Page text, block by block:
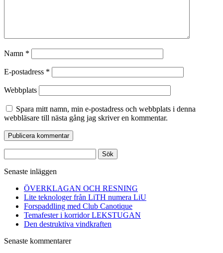
Namn *
E-postadress *
Webbplats
Spara mitt namn, min e-postadress och webbplats i denna
webbläsare till nästa gång jag skriver en kommentar.
efter:
Senaste inläggen
ÖVERKLAGAN OCH RESNING
Lite teknologer från LiTH numera LiU
Forspaddling med Club Canotique
Temafester i korridor LEKSTUGAN
Den destruktiva vindkraften
Senaste kommentarer